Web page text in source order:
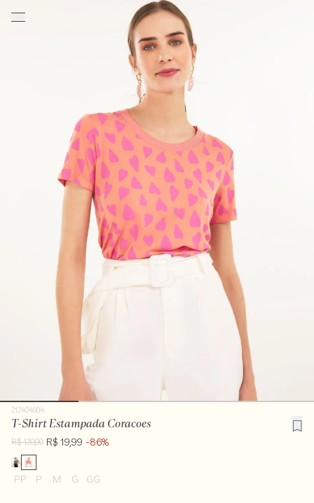
212404004
T-Shirt Estampada Coracoes
R$ 139,00 R$ 19,99 -86%
PP P M G GG